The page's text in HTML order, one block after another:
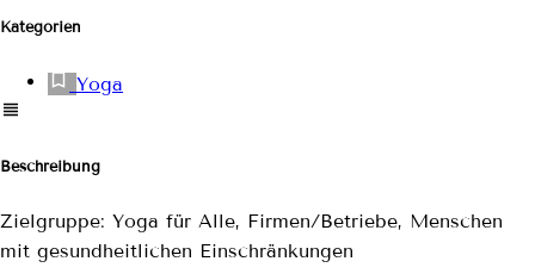
Kategorien
Yoga
Beschreibung
Zielgruppe: Yoga für Alle, Firmen/Betriebe, Menschen
mit gesundheitlichen Einschränkungen